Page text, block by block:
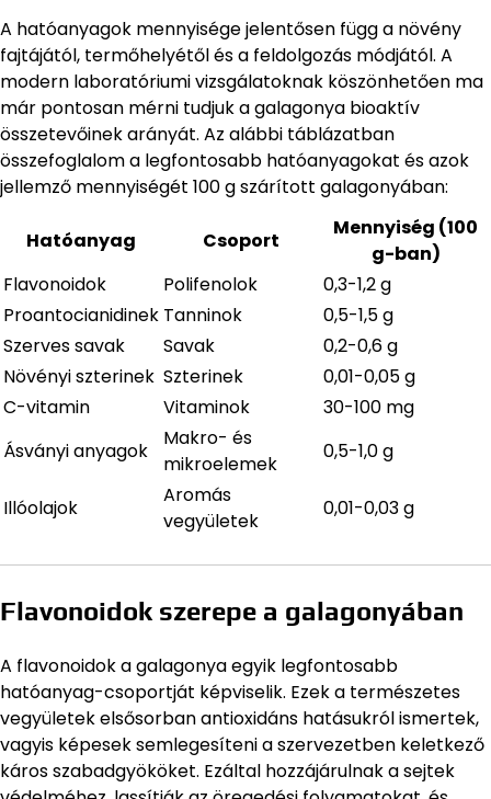
A hatóanyagok mennyisége jelentősen függ a növény
fajtájától, termőhelyétől és a feldolgozás módjától. A
modern laboratóriumi vizsgálatoknak köszönhetően ma
már pontosan mérni tudjuk a galagonya bioaktív
összetevőinek arányát. Az alábbi táblázatban
összefoglalom a legfontosabb hatóanyagokat és azok
jellemző mennyiségét 100 g szárított galagonyában:
Hatóanyag Csoport
Mennyiség (100
g-ban)
Flavonoidok
Polifenolok
0,3-1,2 g
Proantocianidinek Tanninok
0,5-1,5 g
Szerves savak
Savak
0,2-0,6 g
Növényi szterinek Szterinek
0,01-0,05 g
C-vitamin
Vitaminok
30-100 mg
Ásványi anyagok
Makro- és
mikroelemek
0,5-1,0 g
Illóolajok
Aromás
vegyületek
0,01-0,03 g
Flavonoidok szerepe a galagonyában
A flavonoidok a galagonya egyik legfontosabb
hatóanyag-csoportját képviselik. Ezek a természetes
vegyületek elsősorban antioxidáns hatásukról ismertek,
vagyis képesek semlegesíteni a szervezetben keletkező
káros szabadgyököket. Ezáltal hozzájárulnak a sejtek